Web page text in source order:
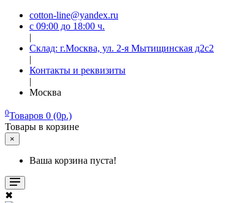
cotton-line@yandex.ru
с 09:00 до 18:00 ч.
|
Склад: г.Москва, ул. 2-я Мытищинская д2с2
|
Контакты и реквизиты
|
Москва
0Товаров 0 (0р.)
Товары в корзине
×
Ваша корзина пуста!
✖